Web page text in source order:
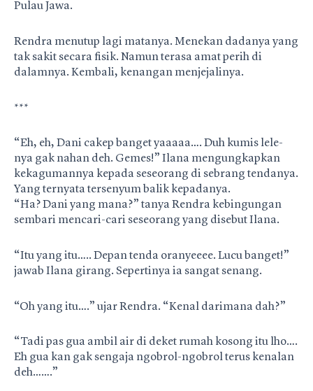
Pulau Jawa.
Rendra menutup lagi matanya. Menekan dadanya yang
tak sakit secara fisik. Namun terasa amat perih di
dalamnya. Kembali, kenangan menjejalinya.
***
“Eh, eh, Dani cakep banget yaaaaa…. Duh kumis lele-
nya gak nahan deh. Gemes!” Ilana mengungkapkan
kekagumannya kepada seseorang di sebrang tendanya.
Yang ternyata tersenyum balik kepadanya.
“Ha? Dani yang mana?” tanya Rendra kebingungan
sembari mencari-cari seseorang yang disebut Ilana.
“Itu yang itu….. Depan tenda oranyeeee. Lucu banget!”
jawab Ilana girang. Sepertinya ia sangat senang.
“Oh yang itu….” ujar Rendra. “Kenal darimana dah?”
“Tadi pas gua ambil air di deket rumah kosong itu lho….
Eh gua kan gak sengaja ngobrol-ngobrol terus kenalan
deh…….”